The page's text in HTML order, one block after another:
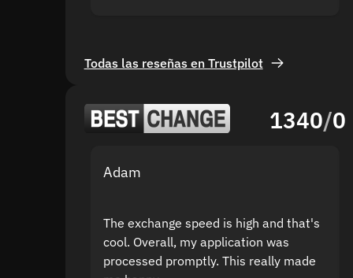
Todas las reseñas en Trustpilot
1340/0
Adam
The exchange speed is high and that's
cool. Overall, my application was
processed promptly. This really made